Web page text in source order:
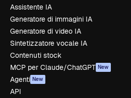
Assistente IA
Generatore di immagini IA
Generatore di video IA
Sintetizzatore vocale IA
Contenuti stock
MCP per Claude/ChatGPT New
Agenti New
API